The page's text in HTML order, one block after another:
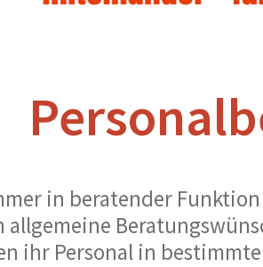
in beratender
allgemeine
ihr Personal in